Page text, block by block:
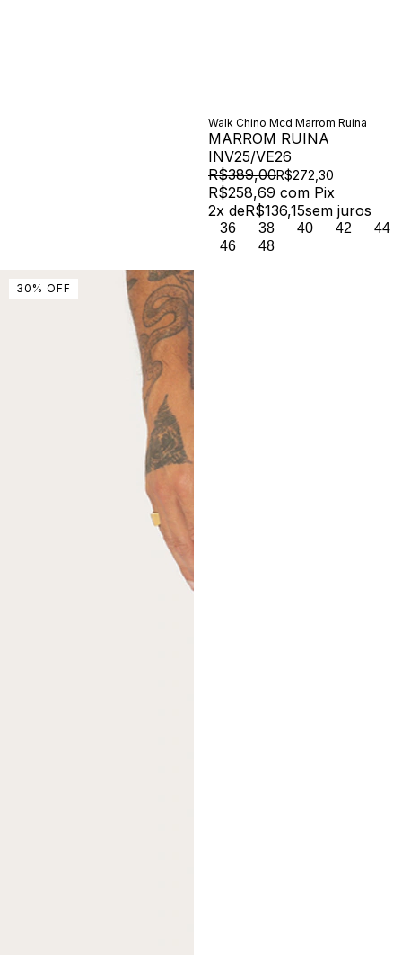
Walk Chino Mcd Marrom Ruina
MARROM RUINA
INV25/VE26
R$389,00R$272,30
R$258,69 com Pix
2x deR$136,15sem juros
36 38 40 42
44
46
48
30 % OFF